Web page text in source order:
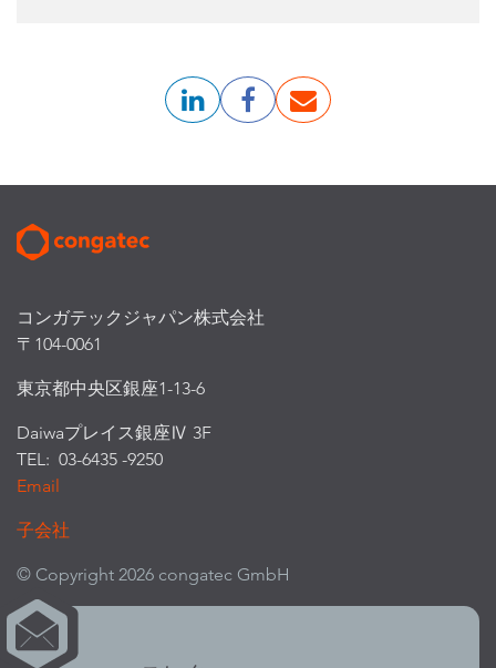
コンガテックジャパン株式会社
〒104-0061
東京都中央区銀座1-13-6
Daiwaプレイス銀座Ⅳ 3F
TEL: 03-6435 -9250
Email
子会社
© Copyright 2026 congatec GmbH